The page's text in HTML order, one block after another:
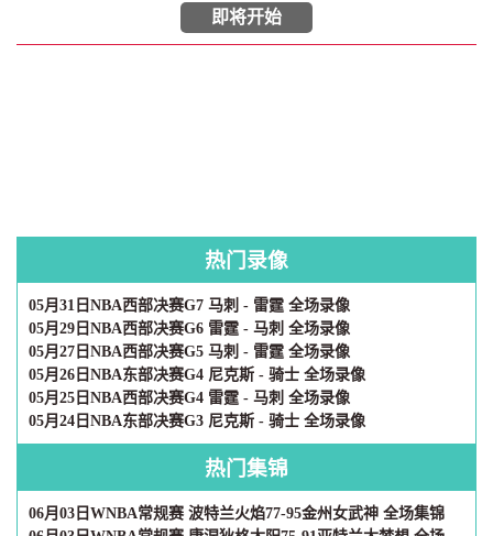
即将开始
热门录像
05月31日NBA西部决赛G7 马刺 - 雷霆 全场录像
05月29日NBA西部决赛G6 雷霆 - 马刺 全场录像
05月27日NBA西部决赛G5 马刺 - 雷霆 全场录像
05月26日NBA东部决赛G4 尼克斯 - 骑士 全场录像
05月25日NBA西部决赛G4 雷霆 - 马刺 全场录像
05月24日NBA东部决赛G3 尼克斯 - 骑士 全场录像
热门集锦
06月03日WNBA常规赛 波特兰火焰77-95金州女武神 全场集锦